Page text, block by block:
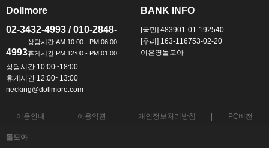
Dollmore
02-3432-4993 / 010-2848-
4993
상담시간 10:00~18:00
휴게시간 12:00~13:00
necking@dollmore.com
BANK INFO
[국민] 483901-01-192540
[우리] 163-116753-02-20
이은영돌모아
이용안내 이용약관 개인정보처리방침 PC버전
돌모아